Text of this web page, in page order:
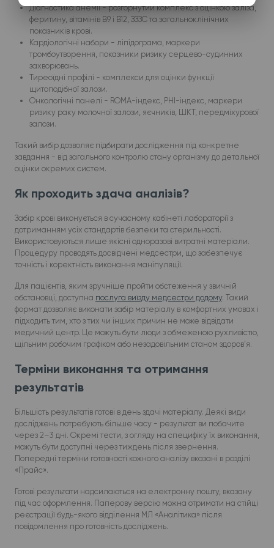
Діагностика анемії - розгорнутий комплекс з оцінкою заліза,
феритину, вітамінів B9 і B12, ЗЗЗС та загальноклінічних
показників крові.
Кардіологічні набори - ліпідограма, маркери
тромбоутворення, показники ризику серцево-судинних
захворювань.
Тиреоїдні профілі - комплекси для оцінки функції
щитоподібної залози.
Онкологічні панелі - ROMA-індекс, PHI-індекс, маркери
ризику раку молочної залози, яєчників, ШКТ, передміхурової
залози.
Такий вибір дозволяє підбирати дослідження під конкретне
завдання - від загального контролю стану організму до детальної
оцінки окремих систем.
Як проходить здача аналізів?
Забір крові виконується в сучасному кабінеті лабораторії з
дотриманням усіх стандартів безпеки та стерильності.
Використовуються лише якісні одноразові витратні матеріали.
Процедуру проводять досвідчені медсестри, що забезпечує
точність і коректність виконання маніпуляції.
Для пацієнтів, яким зручніше пройти обстеження у звичній
обстановці, доступна послуга виїзду медсестри додому. Такий
формат дозволяє виконати забір матеріалу в комфортних умовах і
підходить тим, хто з тих чи інших причин не може відвідати
медичний центр. Це можуть бути люди з обмеженою рухливістю,
щільним робочим графіком або незадовільним станом здоров’я.
Терміни виконання та отримання
результатів
Більшість результатів готові в день здачі матеріалу. Деякі види
досліджень потребують більше часу - результат ви побачите
через 2–3 дні. Окремі тести, з огляду на специфіку їх виконання,
можуть бути доступні через тиждень після звернення.
Попередні терміни готовності кожного аналізу вказані в розділі
«Прайс».
Готові результати надсилаються на електронну пошту, вказану
під час оформлення. Паперову версію можна отримати на стійці
реєстрації будь-якого відділення МЛ «Аналітика» після
повідомлення про готовність досліджень.